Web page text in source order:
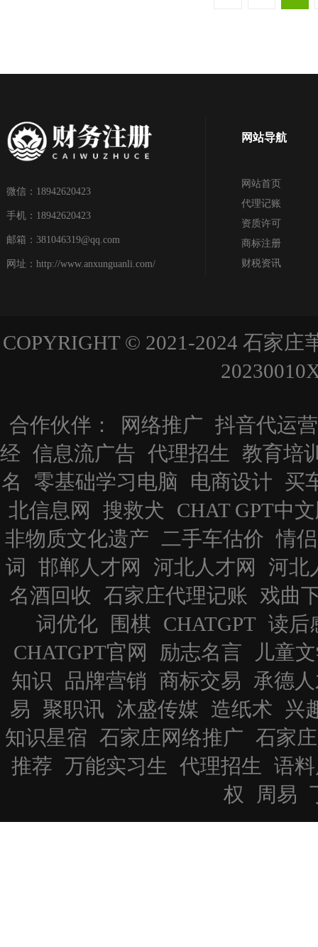
微信：18942620423
手机：18942620423
邮箱：381046319@qq.com
网址：http://www.anxunguanli.com/
网站导航
网站首页
代理记账
资质许可
商标注册
财税资讯
COPYRIGHT © 2021-2024 石家
合作伙伴： 网络推广 抖音代运营
经 信息流广告 代理招生
教育培
名
零基础学习电脑 电商设计 买
北信息网
搜救犬
CHAT GPT中
非物质文化遗产 二手车估价 情
词
邯郸人才网 河北人才网
河北
名酒回收 石家庄代理记账
戏曲
词优化
围棋 CHATGPT 读后
CHATGPT官网
励志名言
儿童
知识
品牌营销 商标交易
承德
易
聚职讯 沐盛传媒 造纸术
兴
知识星宿 石家庄网络推广 石家
推荐 万能实习生 代理招生
语
权
周易